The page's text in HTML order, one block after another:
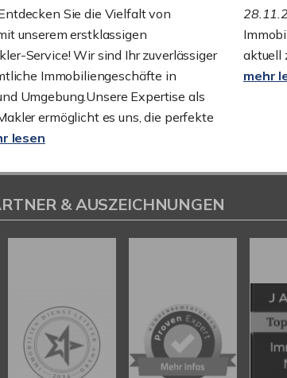
Sie die Vielfalt von
unserem erstklassigen
Service! Wir sind Ihr zuverlässiger
Immobiliengeschäfte in
Umgebung.Unsere Expertise als
ermöglicht es uns, die perfekte
lesen
aktuell
mehr
& AUSZEICHNUNGEN